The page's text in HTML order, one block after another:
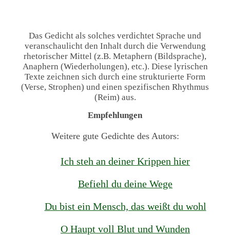
Das Gedicht als solches verdichtet Sprache und
veranschaulicht den Inhalt durch die Verwendung
rhetorischer Mittel (z.B. Metaphern (Bildsprache),
Anaphern (Wiederholungen), etc.). Diese lyrischen
Texte zeichnen sich durch eine strukturierte Form
(Verse, Strophen) und einen spezifischen Rhythmus
(Reim) aus.
Empfehlungen
Weitere gute Gedichte des Autors:
Ich steh an deiner Krippen hier
Befiehl du deine Wege
Du bist ein Mensch, das weißt du wohl
O Haupt voll Blut und Wunden